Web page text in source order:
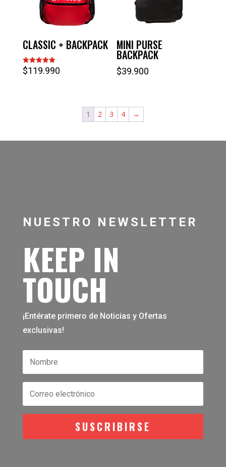
CLASSIC + BACKPACK
Valorado
con
$119.990
MINI PURSE
BACKPACK
$39.900
1 2 3 4 →
NUESTRO NEWSLETTER
KEEP IN
TOUCH
¡Entérate primero de Noticias y Ofertas
exclusivas!
SUSCRIBIRSE